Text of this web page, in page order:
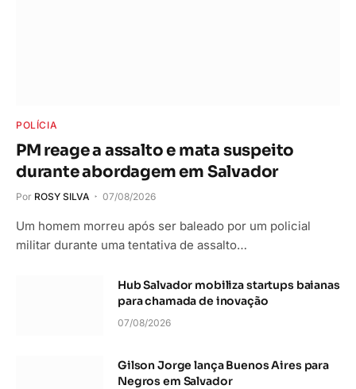
POLÍCIA
PM reage a assalto e mata suspeito
durante abordagem em Salvador
Por ROSY SILVA 07/08/2026
Um homem morreu após ser baleado por um policial
militar durante uma tentativa de assalto…
Hub Salvador mobiliza startups baianas
para chamada de inovação
07/08/2026
Gilson Jorge lança Buenos Aires para
Negros em Salvador